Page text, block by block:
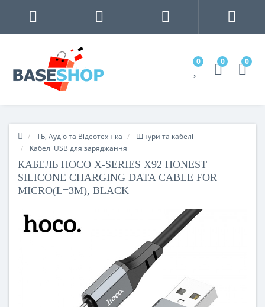
0 0 0
ТБ, Аудіо та Відеотехніка
Шнури та кабелі
Кабелі USB для заряджання
КАБЕЛЬ HOCO X-SERIES X92 HONEST
SILICONE CHARGING DATA CABLE FOR
MICRO(L=3M), BLACK